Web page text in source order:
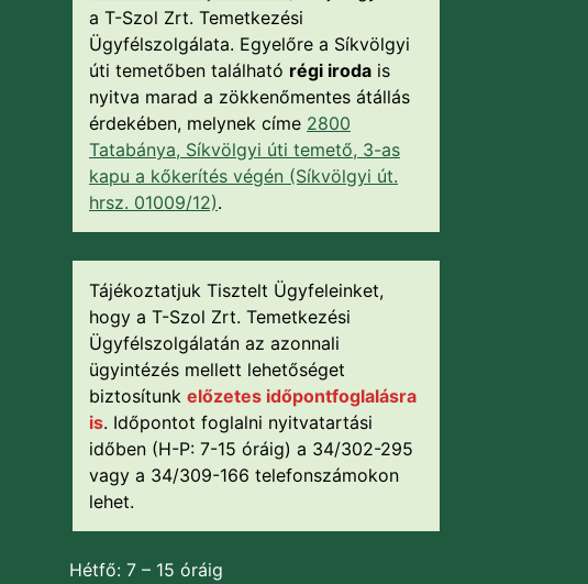
a T-Szol Zrt. Temetkezési
Ügyfélszolgálata. Egyelőre a Síkvölgyi
úti temetőben található régi iroda is
nyitva marad a zökkenőmentes átállás
érdekében, melynek címe 2800
Tatabánya, Síkvölgyi úti temető, 3-as
kapu a kőkerítés végén (Síkvölgyi út.
hrsz. 01009/12).
Tájékoztatjuk Tisztelt Ügyfeleinket,
hogy a T-Szol Zrt. Temetkezési
Ügyfélszolgálatán az azonnali
ügyintézés mellett lehetőséget
biztosítunk előzetes időpontfoglalásra
is. Időpontot foglalni nyitvatartási
időben (H-P: 7-15 óráig) a 34/302-295
vagy a 34/309-166 telefonszámokon
lehet.
Hétfő: 7 – 15 óráig